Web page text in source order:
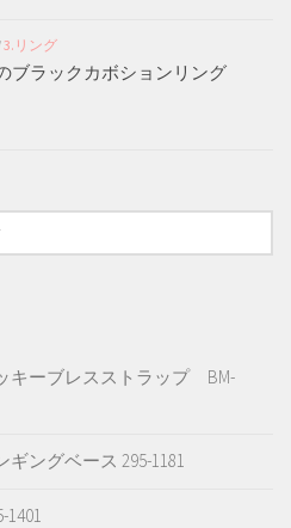
3.リング
ブラックカボションリング
キーブレスストラップ BM-
ングベース 295-1181